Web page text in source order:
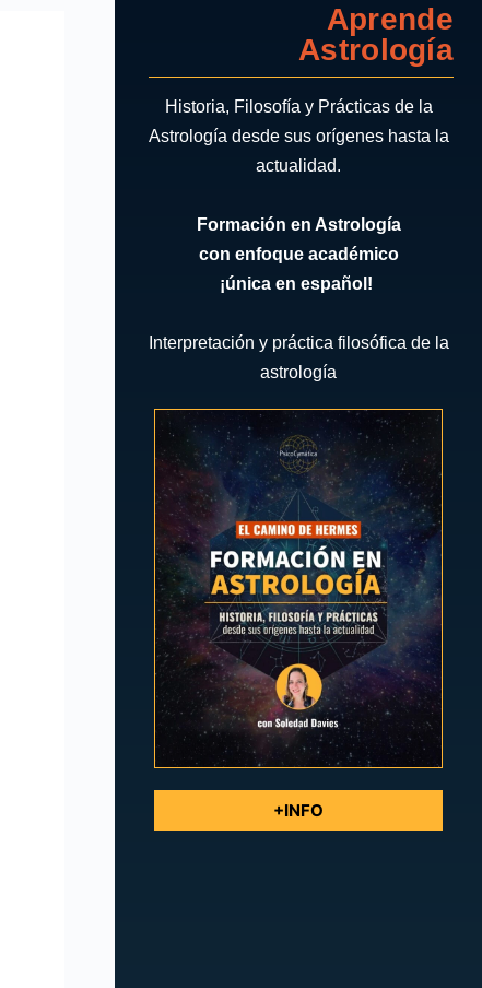
Aprende
Astrología
Historia, Filosofía y Prácticas de la
Astrología desde sus orígenes hasta la
actualidad.
Formación en Astrología
con enfoque académico
¡única en español!
Interpretación y práctica filosófica de la
astrología
+INFO